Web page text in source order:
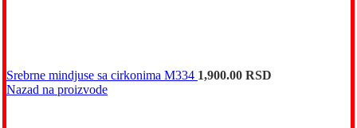
Srebrne mindjuse sa cirkonima M334 1,900.00 RSD
Nazad na proizvode